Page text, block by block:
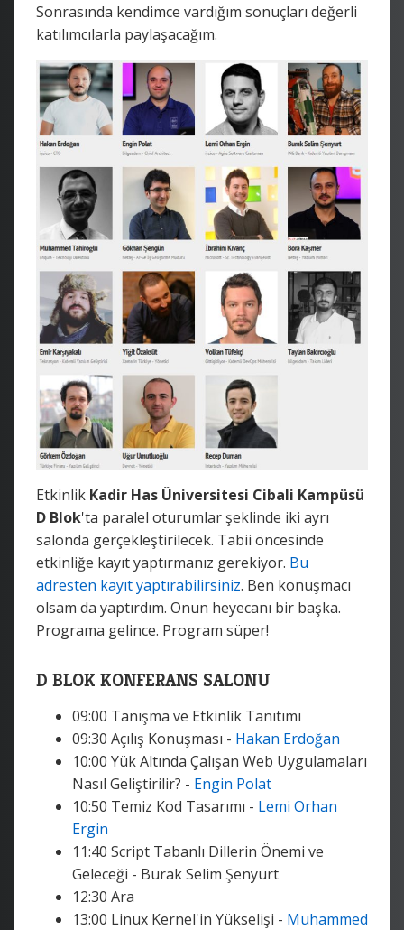
Sonrasında kendimce vardığım sonuçları değerli
katılımcılarla paylaşacağım.
Etkinlik Kadir Has Üniversitesi Cibali Kampüsü
D Blok'ta paralel oturumlar şeklinde iki ayrı
salonda gerçekleştirilecek. Tabii öncesinde
etkinliğe kayıt yaptırmanız gerekiyor. Bu
adresten kayıt yaptırabilirsiniz. Ben konuşmacı
olsam da yaptırdım. Onun heyecanı bir başka.
Programa gelince. Program süper!
D BLOK KONFERANS SALONU
09:00 Tanışma ve Etkinlik Tanıtımı
09:30 Açılış Konuşması - Hakan Erdoğan
10:00 Yük Altında Çalışan Web Uygulamaları
Nasıl Geliştirilir? - Engin Polat
10:50 Temiz Kod Tasarımı - Lemi Orhan
Ergin
11:40 Script Tabanlı Dillerin Önemi ve
Geleceği - Burak Selim Şenyurt
12:30 Ara
13:00 Linux Kernel'in Yükselişi - Muhammed